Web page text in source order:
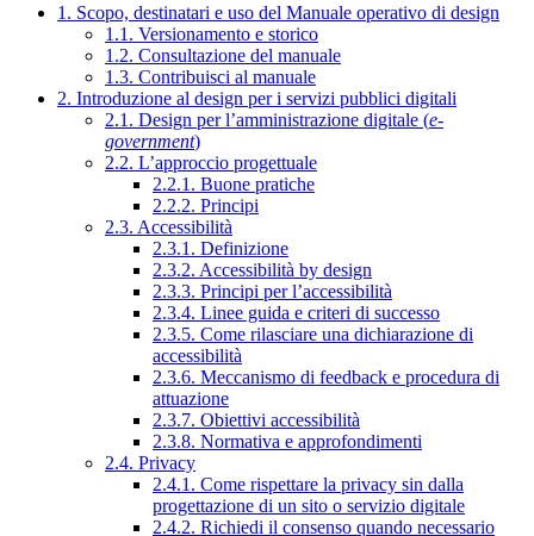
1. Scopo, destinatari e uso del Manuale operativo di design
1.1. Versionamento e storico
1.2. Consultazione del manuale
1.3. Contribuisci al manuale
2. Introduzione al design per i servizi pubblici digitali
2.1. Design per l’amministrazione digitale (e-
government)
2.2. L’approccio progettuale
2.2.1. Buone pratiche
2.2.2. Principi
2.3. Accessibilità
2.3.1. Definizione
2.3.2. Accessibilità by design
2.3.3. Principi per l’accessibilità
2.3.4. Linee guida e criteri di successo
2.3.5. Come rilasciare una dichiarazione di
accessibilità
2.3.6. Meccanismo di feedback e procedura di
attuazione
2.3.7. Obiettivi accessibilità
2.3.8. Normativa e approfondimenti
2.4. Privacy
2.4.1. Come rispettare la privacy sin dalla
progettazione di un sito o servizio digitale
2.4.2. Richiedi il consenso quando necessario